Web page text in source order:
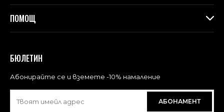
Контакти
Blog
ПОМОЩ
Често задавани въпроси
Политика за поверителност
Общи условия за ползване
БЮЛЕТИН
Абонирайте се и вземете -10% намаление
АБОНАМЕНТ